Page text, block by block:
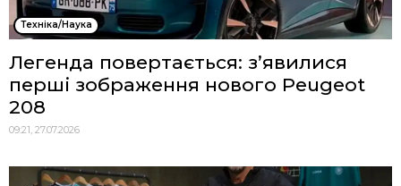
Техніка/Наука
Легенда повертається: з’явилися
перші зображення нового Peugeot
208
09:21, 27.07.2026